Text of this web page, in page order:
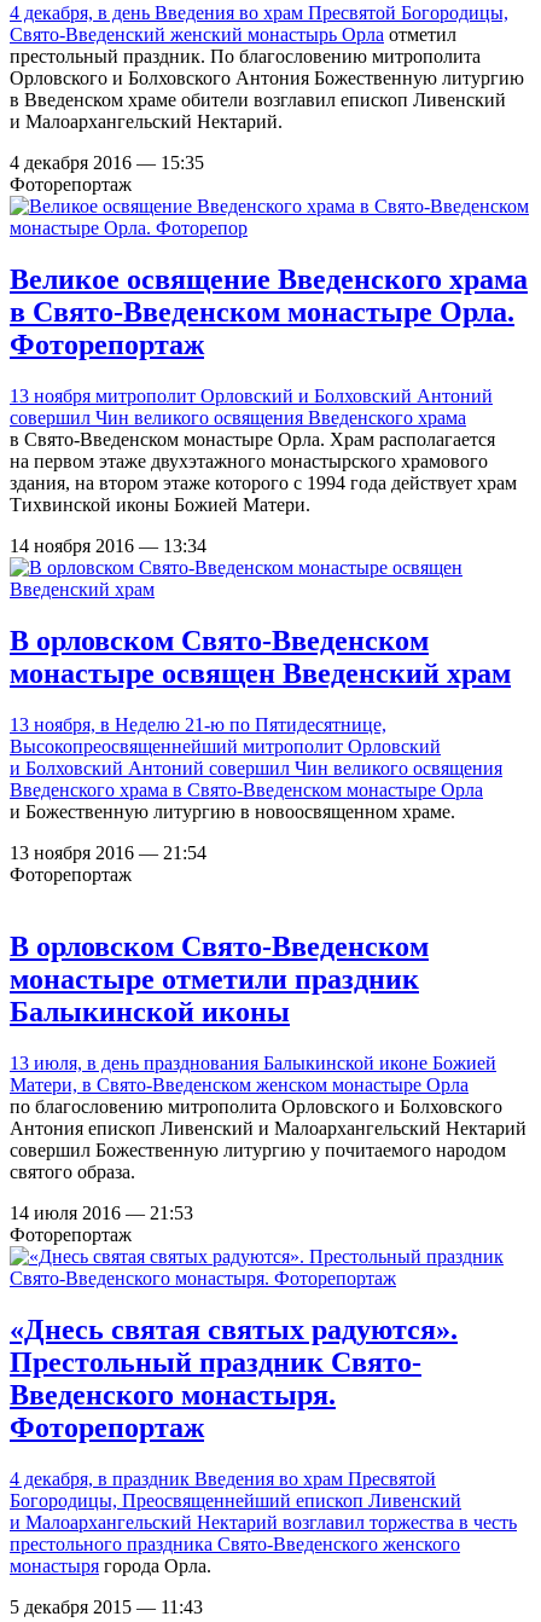
4 декабря, в день Введения во храм Пресвятой Богородицы,
Свято-Введенский женский монастырь Орла отметил
престольный праздник. По благословению митрополита
Орловского и Болховского Антония Божественную литургию
в Введенском храме обители возглавил епископ Ливенский
и Малоархангельский Нектарий.
4 декабря 2016 — 15:35
Фоторепортаж
Великое освящение Введенского храма
в Свято-Введенском монастыре Орла.
Фоторепортаж
13 ноября митрополит Орловский и Болховский Антоний
совершил Чин великого освящения Введенского храма
в Свято-Введенском монастыре Орла. Храм располагается
на первом этаже двухэтажного монастырского храмового
здания, на втором этаже которого с 1994 года действует храм
Тихвинской иконы Божией Матери.
14 ноября 2016 — 13:34
В орловском Свято-Введенском
монастыре освящен Введенский храм
13 ноября, в Неделю 21-ю по Пятидесятнице,
Высокопреосвященнейший митрополит Орловский
и Болховский Антоний совершил Чин великого освящения
Введенского храма в Свято-Введенском монастыре Орла
и Божественную литургию в новоосвященном храме.
13 ноября 2016 — 21:54
Фоторепортаж
В орловском Свято-Введенском
монастыре отметили праздник
Балыкинской иконы
13 июля, в день празднования Балыкинской иконе Божией
Матери, в Свято-Введенском женском монастыре Орла
по благословению митрополита Орловского и Болховского
Антония епископ Ливенский и Малоархангельский Нектарий
совершил Божественную литургию у почитаемого народом
святого образа.
14 июля 2016 — 21:53
Фоторепортаж
«Днесь святая святых радуются».
Престольный праздник Свято-
Введенского монастыря.
Фоторепортаж
4 декабря, в праздник Введения во храм Пресвятой
Богородицы, Преосвященнейший епископ Ливенский
и Малоархангельский Нектарий возглавил торжества в честь
престольного праздника Свято-Введенского женского
монастыря города Орла.
5 декабря 2015 — 11:43